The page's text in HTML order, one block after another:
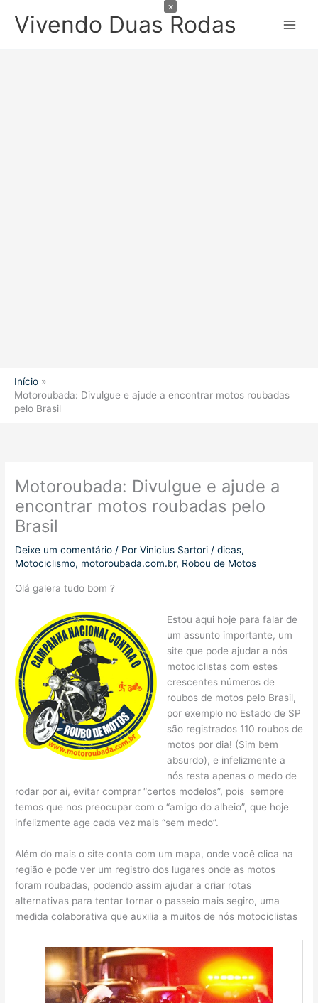
paraVivendo Duas Rodas
Início
Motoroubada: Divulgue e ajude a encontrar motos roubadas
pelo Brasil
Motoroubada: Divulgue e ajude a
encontrar motos roubadas pelo
Brasil
Deixe um comentário / PorVinicius Sartori/dicas,
Motociclismo, motoroubada.com.br, Robou de Motos
Olá galera tudo bom ?
Estou aqui hoje para falar de
um assunto importante, um
site que pode ajudar a nós
motociclistas com estes
crescentes números de
roubos de motos pelo Brasil,
por exemplo no Estado de SP
são registrados 110 roubos de
motos por dia! (Sim bem
absurdo), e infelizmente a
nós resta apenas o medo de
rodar por ai, evitar comprar “certos modelos”, pois sempre
temos que nos preocupar com o “amigo do alheio”, que hoje
infelizmente age cada vez mais “sem medo”.
Além do mais o site conta com um mapa, onde você clica na
região e pode ver um registro dos lugares onde as motos
foram roubadas, podendo assim ajudar a criar rotas
alternativas para tentar tornar o passeio mais segiro, uma
medida colaborativa que auxilia a muitos de nós motociclistas
×